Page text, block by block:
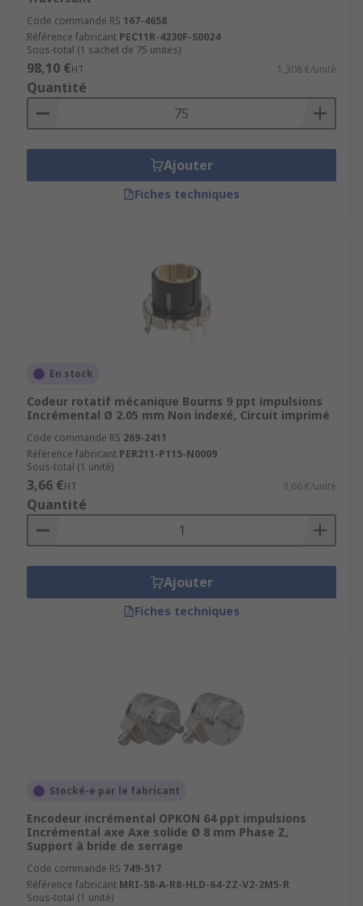
Code commande RS 167-4658
Référence fabricant PEC11R-4230F-S0024
Sous-total (1 sachet de 75 unités)
98,10 €HT 1,308 €/unité
Quantité
Ajouter
Fiches techniques
En stock
Codeur rotatif mécanique Bourns 9 ppt impulsions
Incrémental Ø 2.05 mm Non indexé, Circuit imprimé
Code commande RS 269-2411
Référence fabricant PER211-P115-N0009
Sous-total (1 unité)
3,66 €HT 3,66 €/unité
Quantité
Ajouter
Fiches techniques
Stocké-e par le fabricant
Encodeur incrémental OPKON 64 ppt impulsions
Incrémental axe Axe solide Ø 8 mm Phase Z,
Support à bride de serrage
Code commande RS 749-517
Référence fabricant MRI-58-A-R8-HLD-64-ZZ-V2-2M5-R
Sous-total (1 unité)